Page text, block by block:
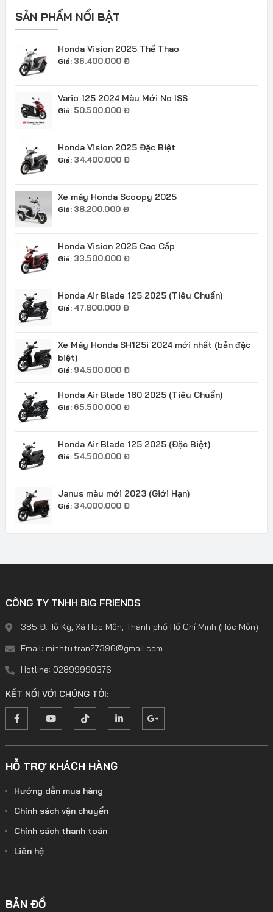
SẢN PHẨM NỔI BẬT
Honda Vision 2025 Thể Thao
Giá: 36.400.000 Đ
Vario 125 2024 Màu Mới No ISS
Giá: 50.500.000 Đ
Honda Vision 2025 Đặc Biệt
Giá: 34.400.000 Đ
Xe máy Honda Scoopy 2025
Giá: 38.200.000 Đ
Honda Vision 2025 Cao Cấp
Giá: 33.500.000 Đ
Honda Air Blade 125 2025 (Tiêu Chuẩn)
Giá: 47.800.000 Đ
Xe Máy Honda SH125i 2024 mới nhất (bản đặc
biệt)
Giá: 94.500.000 Đ
Honda Air Blade 160 2025 (Tiêu Chuẩn)
Giá: 65.500.000 Đ
Honda Air Blade 125 2025 (Đặc Biệt)
Giá: 54.500.000 Đ
Janus màu mới 2023 (Giới Hạn)
Giá: 34.000.000 Đ
CÔNG TY TNHH BIG FRIENDS
385 Đ. Tô Ký, Xã Hóc Môn, Thành phố Hồ Chí Minh (Hóc Môn)
Email: minhtu.tran27396@gmail.com
Hotline: 02899990376
KẾT NỐI VỚI CHÚNG TÔI:
HỖ TRỢ KHÁCH HÀNG
Hướng dẫn mua hàng
Chính sách vận chuyển
Chính sách thanh toán
Liên hệ
BẢN ĐỒ